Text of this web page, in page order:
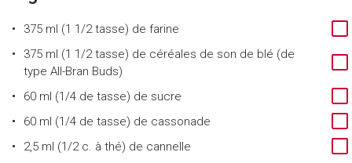
375 ml (1 1/2 tasse) de farine
375 ml (1 1/2 tasse) de céréales de son de blé (de
type All-Bran Buds)
60 ml (1/4 de tasse) de sucre
60 ml (1/4 de tasse) de cassonade
2,5 ml (1/2 c. à thé) de cannelle